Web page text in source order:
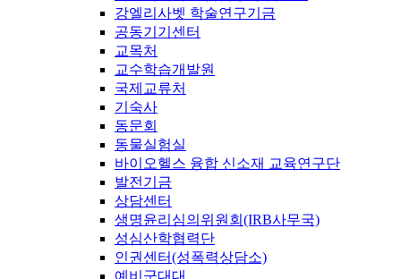
강엘리사벳 학술연구기금
공동기기센터
교목처
교수학습개발원
국제교류처
기숙사
동문회
동물실험실
바이오헬스 융합 신소재 교육연구단
발전기금
상담센터
생명윤리심의위원회(IRB사무국)
성심산학협력단
인권센터(성폭력상담소)
예비군대대